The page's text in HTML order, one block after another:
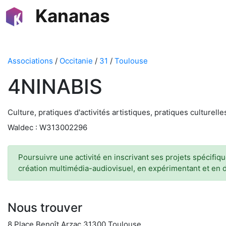
Kananas
Associations / Occitanie / 31 / Toulouse
4NINABIS
Culture, pratiques d'activités artistiques, pratiques
Waldec : W313002296
Poursuivre une activité en inscrivant ses projets
création multimédia-audiovisuel, en expérimentant et
Nous trouver